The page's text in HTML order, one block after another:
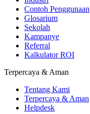
Contoh Penggunaan
Glosarium
Sekolah
Kampanye
Referral
Kalkulator ROI
Terpercaya & Aman
Tentang Kami
Terpercaya & Aman
Helpdesk